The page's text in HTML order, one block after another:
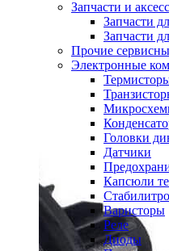
Запчасти и
Запчасти
Запчасти
Прочие
Электронные
Головки
Датчики
Капсюли
Варисторы
Реле
Диоды